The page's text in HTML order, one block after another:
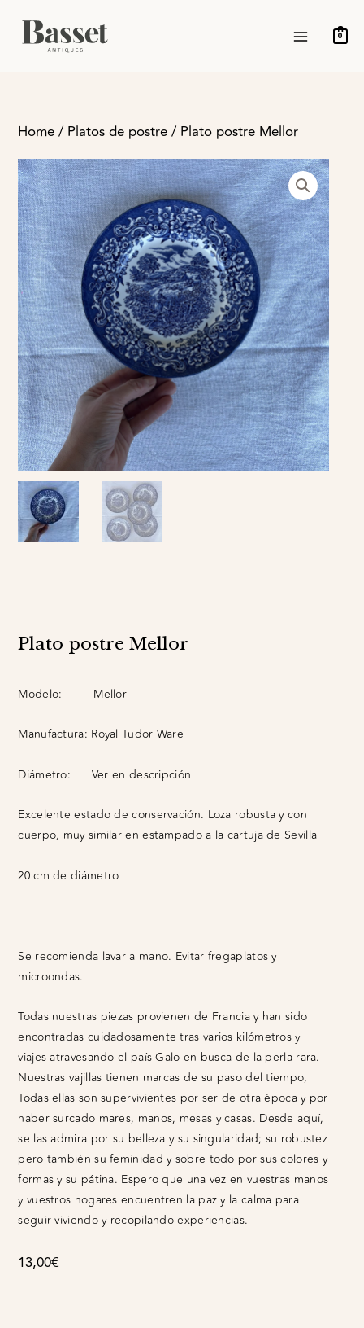
contenido
MENU
0
Home/ Platos de postre/ Plato postre Mellor
Plato postre Mellor
Modelo: Mellor
Manufactura: Royal Tudor Ware
Diámetro: Ver en descripción
Excelente estado de conservación. Loza robusta y con
cuerpo, muy similar en estampado a la cartuja de Sevilla
20 cm de diámetro
Se recomienda lavar a mano. Evitar fregaplatos y
microondas.
Todas nuestras piezas provienen de Francia y han sido
encontradas cuidadosamente tras varios kilómetros y
viajes atravesando el país Galo en busca de la perla rara.
Nuestras vajillas tienen marcas de su paso del tiempo,
Todas ellas son supervivientes por ser de otra época y por
haber surcado mares, manos, mesas y casas. Desde aquí,
se las admira por su belleza y su singularidad; su robustez
pero también su feminidad y sobre todo por sus colores y
formas y su pátina. Espero que una vez en vuestras manos
y vuestros hogares encuentren la paz y la calma para
seguir viviendo y recopilando experiencias.
13,00€